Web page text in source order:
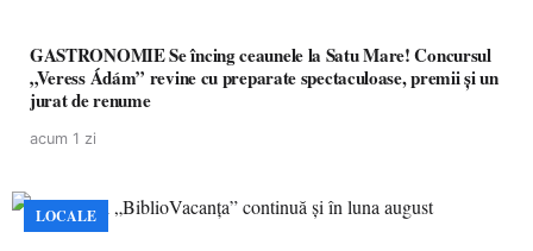
GASTRONOMIE Se încing ceaunele la Satu Mare! Concursul
„Veress Ádám” revine cu preparate spectaculoase, premii și un
jurat de renume
acum 1 zi
LOCALE